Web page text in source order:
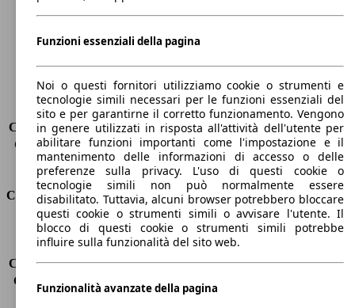
Larghezza
Peso massimo
1910 kg
Sedili
5
Carico sul tetto
-
Capacità di traino (senza freni) -
Capacità di traino (con freni)
1400 kg
Volume del bagagliaio
375 - 1354 l
Consumi
Emissioni di CO2*
110 g/km (komb.)
Consumo (urbano)
4.7 l/100km
Consumo (extra-urbano) 3.9 l/100km
Consumo (combinato)*
4.2 l/100km
Funzioni essenziali della pagina
Noi o questi fornitori utilizziamo cookie o strumenti e
tecnologie simili necessari per le funzioni essenziali del
sito e per garantirne il corretto funzionamento. Vengono
in genere utilizzati in risposta all'attività dell'utente per
abilitare funzioni importanti come l'impostazione e il
mantenimento delle informazioni di accesso o delle
preferenze sulla privacy. L'uso di questi cookie o
tecnologie simili non può normalmente essere
disabilitato. Tuttavia, alcuni browser potrebbero bloccare
questi cookie o strumenti simili o avvisare l'utente. Il
blocco di questi cookie o strumenti simili potrebbe
influire sulla funzionalità del sito web.
Funzionalità avanzate della pagina